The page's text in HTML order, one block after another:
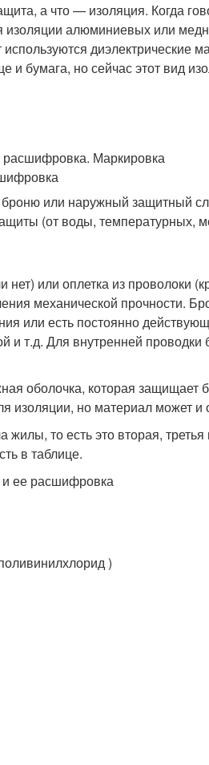
а что — изоляция. Когда
алюминиевых или
диэлектрические
бумага, но сейчас этот вид
или наружный защитный
(от воды, температурных,
или оплетка из проволоки
механической прочности.
или есть постоянно
и т.д. Для внутренней
оболочка, которая защищает
изоляции, но материал может и
то есть это вторая,
в таблице.
ее расшифровка
)